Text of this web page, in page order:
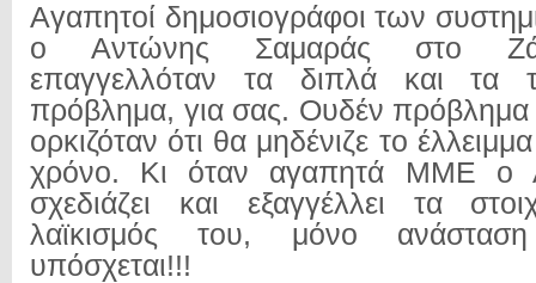
Αγαπητοί δημοσιογράφοι των
ο Αντώνης Σαμαράς στο
επαγγελλόταν τα διπλά και τα
πρόβλημα, για σας. Ουδέν πρόβλημα
ορκιζόταν ότι θα μηδένιζε το
χρόνο. Κι όταν αγαπητά ΜΜΕ ο
σχεδιάζει και εξαγγέλλει τα
λαϊκισμός του, μόνο
υπόσχεται!!!